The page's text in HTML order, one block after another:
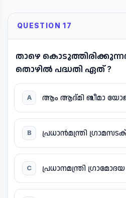
QUESTION 17
താഴെ
തൊഴിൽ പദ്ധതി ഏത് ?
A ആം ആദ്മി ബീമാ
B പ്രധാൻമന്ത്രി
C പ്രധാനമന്ത്രി